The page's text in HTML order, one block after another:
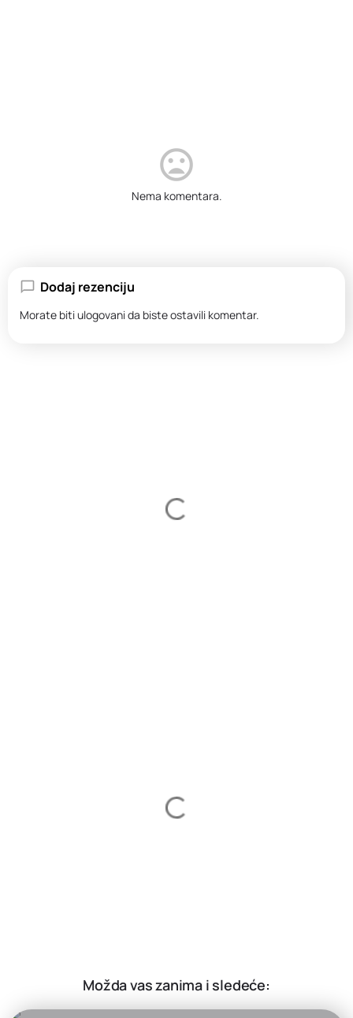
Nema komentara.
Dodaj rezenciju
Morate bitiulogovanida biste ostavili komentar.
Možda vas zanima i sledeće: